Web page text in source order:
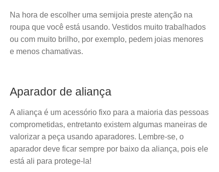
Na hora de escolher uma semijoia preste atenção na
roupa que você está usando. Vestidos muito trabalhados
ou com muito brilho, por exemplo, pedem joias menores
e menos chamativas.
Aparador de aliança
A aliança é um acessório fixo para a maioria das pessoas
comprometidas, entretanto existem algumas maneiras de
valorizar a peça usando aparadores. Lembre-se, o
aparador deve ficar sempre por baixo da aliança, pois ele
está ali para protege-la!